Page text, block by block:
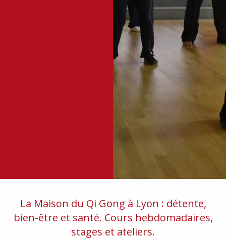
La Maison du Qi Gong à Lyon : détente,
bien-être et santé. Cours hebdomadaires,
stages et ateliers.